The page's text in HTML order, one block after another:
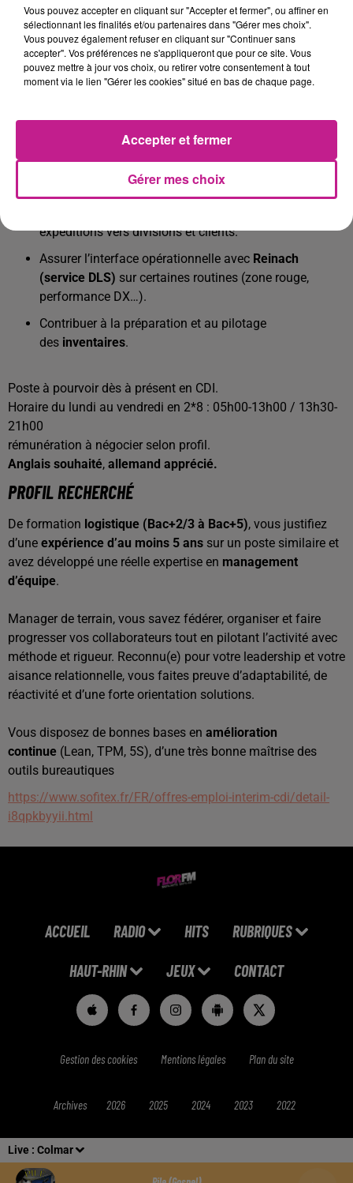
Live : Colmar
du secteur.
Développer lapolyvalenceet renforcer la cohésion de
l’équipe.
Suivre et améliorer laqualité de service: performance
et écarts.
Animer la démarched’amélioration continue
TPM / 5S) sur le magasin et les flux internes/externes.
Garantir l’approvisionnement des lignes de production
expéditions vers divisions et clients.
Assurer l’interface opérationnelle avec Reinach
(service DLS) sur certaines routines (zone rouge,
performance DX…).
Contribuer à la préparation et au pilotage
des inventaires.
Poste à pourvoir dès à présent en CDI.
Horaire du lundi au vendredi en 2*8 : 05h00-13h00 / 13h30-
21h00
rémunération à négocier selon profil.
Anglais souhaité, allemand apprécié.
PROFIL RECHERCHÉ
De formation logistique (Bac+2/3 à Bac+5), vous justifiez
d’une expérience d’au moins 5 ans sur un poste similaire et
avez développé une réelle expertise en management
d’équipe.
Manager de terrain, vous savez fédérer, organiser et faire
progresser vos collaborateurs tout en pilotant l’activité avec
méthode et rigueur. Reconnu(e) pour votre leadership et votre
aisance relationnelle, vous faites preuve d’adaptabilité, de
réactivité et d’une forte orientation solutions.
Vous disposez de bonnes bases en amélioration
continue (Lean, TPM, 5S), d’une très bonne maîtrise des
outils bureautiques
https://www.sofitex.fr/FR/offres-emploi-interim-cdi/detail-
i8qpkbyyii.html
ACCUEIL RADIO HITS RUBRIQUES
HAUT-RHIN JEUX CONTACT
Gestion des cookies Mentions légales Plan du site
Archives 2026 2025 2024 2023 2022
Vous pouvez accepter en cliquant sur "Accepter et fermer", ou affiner en
sélectionnant les finalités et/ou partenaires dans "Gérer mes choix".
Vous pouvez également refuser en cliquant sur "Continuer sans
accepter". Vos préférences ne s'appliqueront que pour ce site. Vous
pouvez mettre à jour vos choix, ou retirer votre consentement à tout
moment via le lien "Gérer les cookies" situé en bas de chaque page.
Gérer mes choix
Accepter et fermer